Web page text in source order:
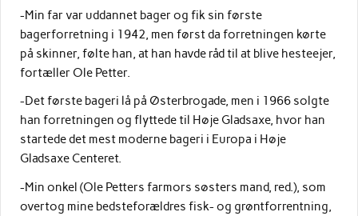
-Min far var uddannet bager og fik sin første
bagerforretning i 1942, men først da forretningen kørte
på skinner, følte han, at han havde råd til at blive hesteejer,
fortæller Ole Petter.
-Det første bageri lå på Østerbrogade, men i 1966 solgte
han forretningen og flyttede til Høje Gladsaxe, hvor han
startede det mest moderne bageri i Europa i Høje
Gladsaxe Centeret.
-Min onkel (Ole Petters farmors søsters mand, red.), som
overtog mine bedsteforældres fisk- og grøntforrentning,